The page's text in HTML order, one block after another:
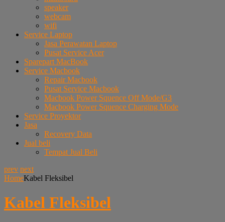
speaker
webcam
wifi
Service Laptop
Jasa Perawatan Laptop
Pusat Service Acer
Sparepart MacBook
Service Macbook
Repair Macbook
Pusat Service Macbook
Macbook Power Squence Off Mode/G3
Macbook Power Squence Charging Mode
Service Proyektor
Jasa
Recovery Data
Jual beli
Tempat Jual Beli
prev next
HomeKabel Fleksibel
Kabel Fleksibel